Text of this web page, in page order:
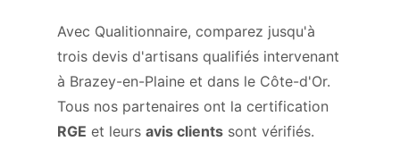
Avec Qualitionnaire, comparez jusqu'à
trois devis d'artisans qualifiés intervenant
à Brazey-en-Plaine et dans le Côte-d'Or.
Tous nos partenaires ont la certification
RGE et leurs avis clients sont vérifiés.